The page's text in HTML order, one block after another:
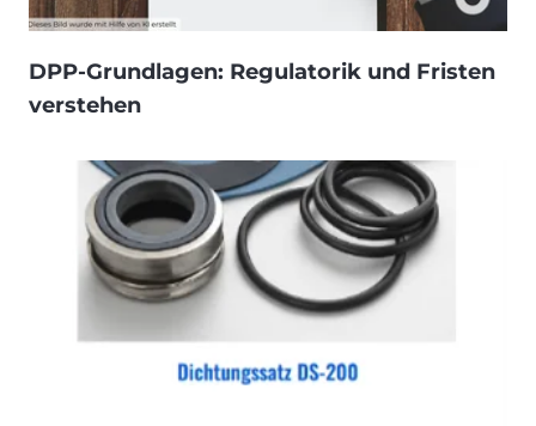
DPP-Grundlagen: Regulatorik und Fristen
verstehen